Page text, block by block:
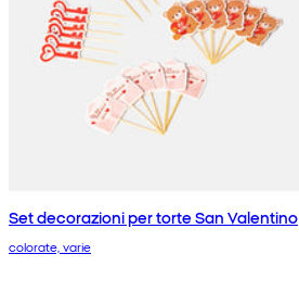
Set decorazioni per torte San Valentino
colorate, varie